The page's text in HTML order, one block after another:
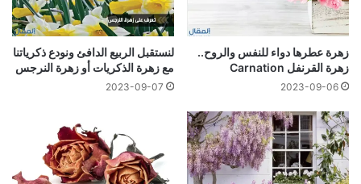
زهرة عطرها دواء للنفس والروح..
زهرة القرنفل Carnation
2023-09-06
لنستقبل الربيع الدافئ ونودع ذكرياتنا
مع زهرة الذكريات أو زهرة النرجس
2023-09-07